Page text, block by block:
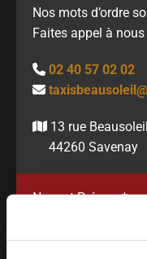
Nos mots d’ordre
Faites appel à nous
 02 40 57 02 02

 13 rue Beausoleil
44260 Savenay
Nom et Prénom*